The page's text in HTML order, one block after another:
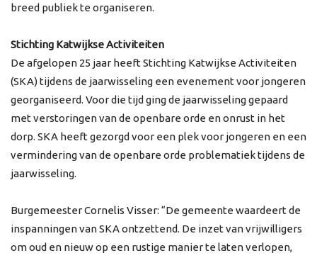
breed publiek te organiseren.
Stichting Katwijkse Activiteiten
De afgelopen 25 jaar heeft Stichting Katwijkse Activiteiten
(SKA) tijdens de jaarwisseling een evenement voor jongeren
georganiseerd. Voor die tijd ging de jaarwisseling gepaard
met verstoringen van de openbare orde en onrust in het
dorp. SKA heeft gezorgd voor een plek voor jongeren en een
vermindering van de openbare orde problematiek tijdens de
jaarwisseling.
Burgemeester Cornelis Visser: “De gemeente waardeert de
inspanningen van SKA ontzettend. De inzet van vrijwilligers
om oud en nieuw op een rustige manier te laten verlopen,